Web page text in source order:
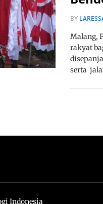
BY
Malang,
rakyat
serta
Indonesia